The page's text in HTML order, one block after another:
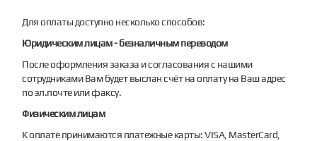
Для оплаты доступно несколько способов:
Юридическим лицам - безналичным переводом
После оформления заказа и согласования с нашими
сотрудниками Вам будет выслан счёт на оплату на Ваш адрес
по эл.почте или факсу.
Физическим лицам
К оплате принимаются платежные карты: VISA, MasterCard,